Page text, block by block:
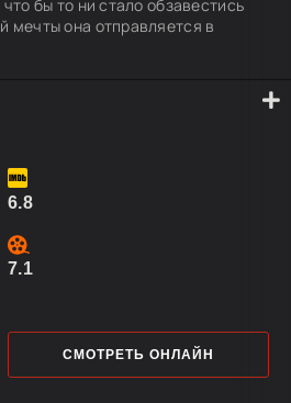
бы то ни стало обзавестись
мечты она отправляется в
СМОТРЕТЬ ОНЛАЙН
6.8
7.1